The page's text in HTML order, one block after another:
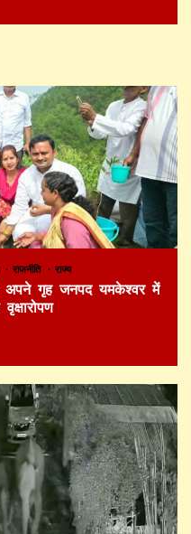
राजनीति राज्य
अपने गृह जनपद यमकेश्वर में